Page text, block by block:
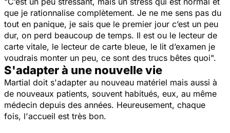
que je rationnalise complètement. Je ne me sens pas du
tout en panique, je sais que le premier jour c’est un peu
dur, on perd beaucoup de temps. Il est ou le lecteur de
carte vitale, le lecteur de carte bleue, le lit d’examen je
voudrais monter un peu, ce sont des trucs bêtes quoi".
S'adapter à une nouvelle vie
​Martial doit s'adapter au nouveau matériel mais aussi à
de nouveaux patients, souvent habitués, eux, au même
médecin depuis des années. Heureusement, chaque
fois, l'accueil est très bon.